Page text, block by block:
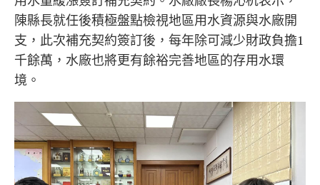
陳縣長就任後積極盤點檢視地區用水資源與水廠開
支，此次補充契約簽訂後，每年除可減少財政負擔1
千餘萬，水廠也將更有餘裕完善地區的存用水環
境。